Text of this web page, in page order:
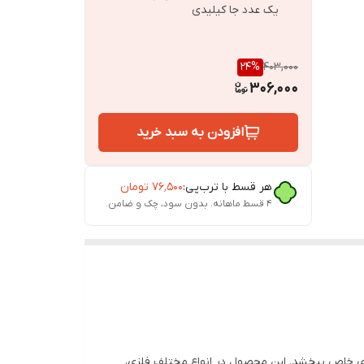
یک عدد جا کیلیدی
403,000
24%
306,000
افزودن به سبد خرید
هر قسط با ترب‌پی:۷۶٬۵۰۰ تومان
۴ قسط ماهانه. بدون سود، چک و ضامن.